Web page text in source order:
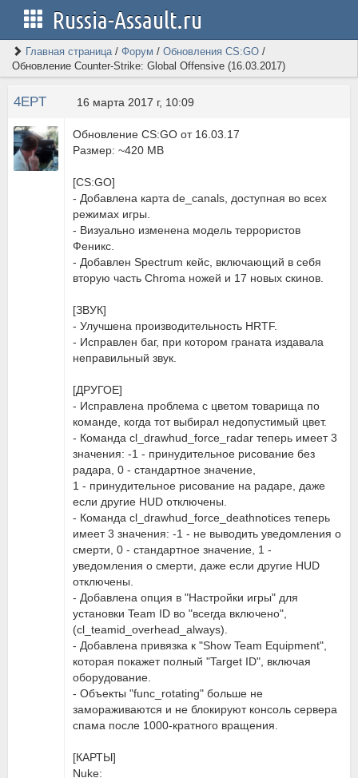
Russia-Assault.ru
Главная страница/ Форум / Обновления CS:GO /
Обновление Counter-Strike: Global Offensive (16.03.2017)
4EPT 16 марта 2017 г, 10:09
Обновление CS:GO от 16.03.17
Размер: ~420 MB
[CS:GO]
- Добавлена карта de_canals, доступная во всех
режимах игры.
- Визуально изменена модель террористов
Феникс.
- Добавлен Spectrum кейс, включающий в себя
вторую часть Chroma ножей и 17 новых скинов.
[ЗВУК]
- Улучшена производительность HRTF.
- Исправлен баг, при котором граната издавала
неправильный звук.
[ДРУГОЕ]
- Исправлена проблема с цветом товарища по
команде, когда тот выбирал недопустимый цвет.
- Команда cl_drawhud_force_radar теперь имеет 3
значения: -1 - принудительное рисование без
радара, 0 - стандартное значение,
1 - принудительное рисование на радаре, даже
если другие HUD отключены.
- Команда cl_drawhud_force_deathnotices теперь
имеет 3 значения: -1 - не выводить уведомления о
смерти, 0 - стандартное значение, 1 -
уведомления о смерти, даже если другие HUD
отключены.
- Добавлена опция в "Настройки игры" для
установки Team ID во "всегда включено",
(cl_teamid_overhead_always).
- Добавлена привязка к "Show Team Equipment",
которая покажет полный "Target ID", включая
оборудование.
- Объекты "func_rotating" больше не
замораживаются и не блокируют консоль сервера
спама после 1000-кратного вращения.
[КАРТЫ]
Nuke: